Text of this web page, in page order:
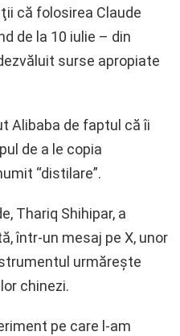
că folosirea Claude
de la 10 iulie – din
surse apropiate
Alibaba de faptul că îi
de a le copia
“distilare”.
Thariq Shihipar, a
într-un mesaj pe X, unor
urmăreşte
chinezi.
pe care l-am